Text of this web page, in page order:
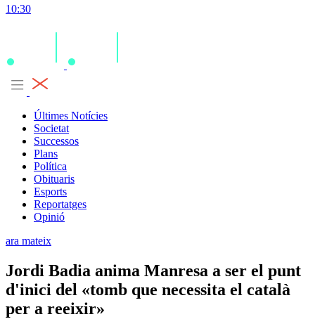
10:30
Últimes Notícies
Societat
Successos
Plans
Política
Obituaris
Esports
Reportatges
Opinió
ara mateix
Jordi Badia anima Manresa a ser el punt
d'inici del «tomb que necessita el català
per a reeixir»